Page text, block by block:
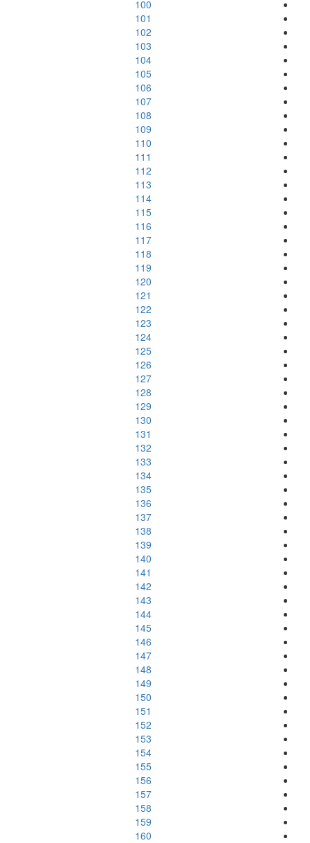
100
101
102
103
104
105
106
107
108
109
110
111
112
113
114
115
116
117
118
119
120
121
122
123
124
125
126
127
128
129
130
131
132
133
134
135
136
137
138
139
140
141
142
143
144
145
146
147
148
149
150
151
152
153
154
155
156
157
158
159
160